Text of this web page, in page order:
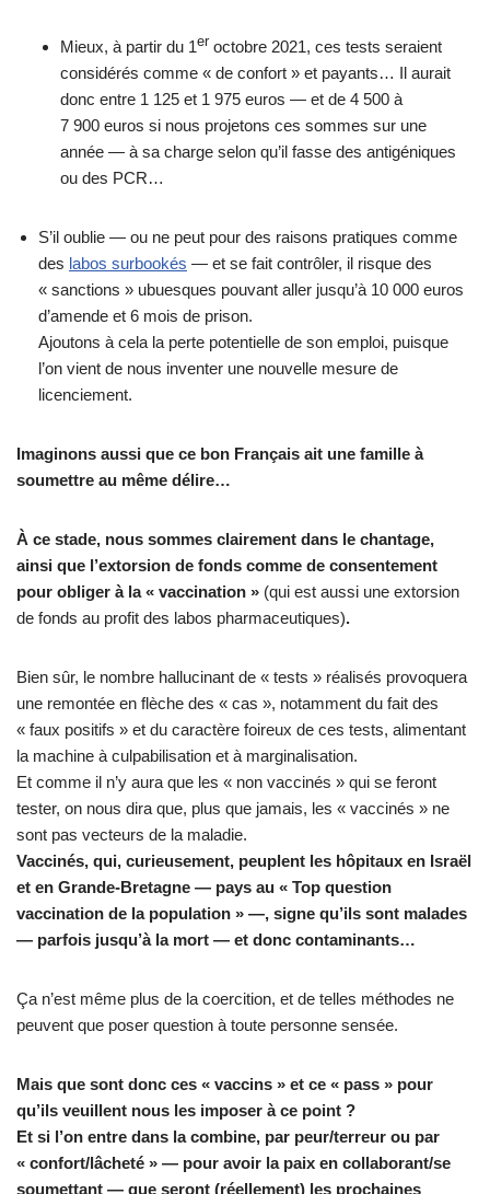
Mieux, à partir du 1er octobre 2021, ces tests seraient
considérés comme « de confort » et payants… Il aurait
donc entre 1 125 et 1 975 euros — et de 4 500 à
7 900 euros si nous projetons ces sommes sur une
année — à sa charge selon qu’il fasse des antigéniques
ou des PCR…
S’il oublie — ou ne peut pour des raisons pratiques comme
des labos surbookés — et se fait contrôler, il risque des
« sanctions » ubuesques pouvant aller jusqu’à 10 000 euros
d’amende et 6 mois de prison.
Ajoutons à cela la perte potentielle de son emploi, puisque
l’on vient de nous inventer une nouvelle mesure de
licenciement.
Imaginons aussi que ce bon Français ait une famille à
soumettre au même délire…
À ce stade, nous sommes clairement dans le chantage,
ainsi que l’extorsion de fonds comme de consentement
pour obliger à la « vaccination » (qui est aussi une extorsion
de fonds au profit des labos pharmaceutiques).
Bien sûr, le nombre hallucinant de « tests » réalisés provoquera
une remontée en flèche des « cas », notamment du fait des
« faux positifs » et du caractère foireux de ces tests, alimentant
la machine à culpabilisation et à marginalisation.
Et comme il n’y aura que les « non vaccinés » qui se feront
tester, on nous dira que, plus que jamais, les « vaccinés » ne
sont pas vecteurs de la maladie.
Vaccinés, qui, curieusement, peuplent les hôpitaux en Israël
et en Grande-Bretagne — pays au « Top question
vaccination de la population » —, signe qu’ils sont malades
— parfois jusqu’à la mort — et donc contaminants…
Ça n’est même plus de la coercition, et de telles méthodes ne
peuvent que poser question à toute personne sensée.
Mais que sont donc ces « vaccins » et ce « pass » pour
qu’ils veuillent nous les imposer à ce point ?
Et si l’on entre dans la combine, par peur/terreur ou par
« confort/lâcheté » — pour avoir la paix en collaborant/se
soumettant — que seront (réellement) les prochaines